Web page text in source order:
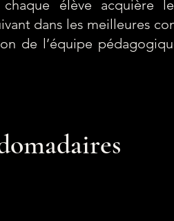
élève acquière
dans les meilleures
de l’équipe